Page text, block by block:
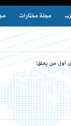
مجلة مختارات
أول من يعلق!